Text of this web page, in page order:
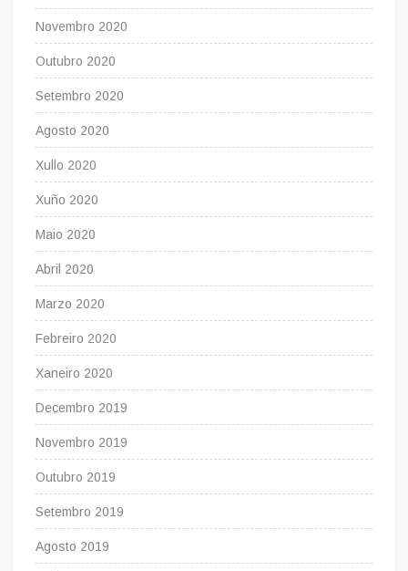
Novembro 2020
Outubro 2020
Setembro 2020
Agosto 2020
Xullo 2020
Xuño 2020
Maio 2020
Abril 2020
Marzo 2020
Febreiro 2020
Xaneiro 2020
Decembro 2019
Novembro 2019
Outubro 2019
Setembro 2019
Agosto 2019